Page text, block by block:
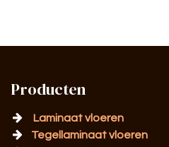
Producten
Laminaat vloeren
Tegellaminaat vloeren